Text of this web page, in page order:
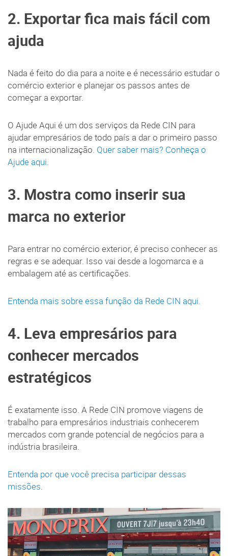
2. Exportar fica mais fácil com
ajuda
Nada é feito do dia para a noite e é necessário estudar o
comércio exterior e planejar os passos antes de
começar a exportar.
O Ajude Aqui é um dos serviços da Rede CIN para
ajudar empresários de todo país a dar o primeiro passo
na internacionalização. Quer saber mais? Conheça o
Ajude aqui.
3. Mostra como inserir sua
marca no exterior
Para entrar no comércio exterior, é preciso conhecer as
regras e se adequar. Isso vai desde a logomarca e a
embalagem até as certificações.
Entenda mais sobre essa função da Rede CIN aqui.
4. Leva empresários para
conhecer mercados
estratégicos
É exatamente isso. A Rede CIN promove viagens de
trabalho para empresários industriais conhecerem
mercados com grande potencial de negócios para a
indústria brasileira.
Entenda por que você precisa participar dessas
missões.